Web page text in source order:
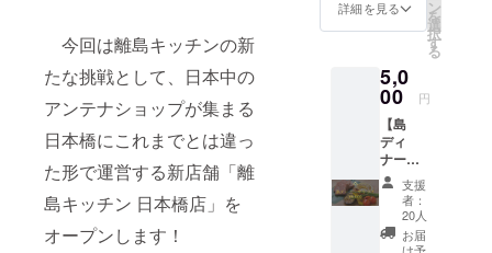
今回は離島キッチンの新
たな挑戦として、日本中の
アンテナショップが集まる
日本橋にこれまでとは違っ
た形で運営する新店舗「離
島キッチン 日本橋店」を
オープンします！
まで *画
実際の
内容と
は異な
りま
す。
回券で
す。 パ
限定、
島のお
土産付
きの特
別セッ
ト！ ■
有効期
限
2018年
4月30日
まで *画
詳細を見る ン
を
選
択
す
る
5,0
00 円
【島
ディ
ナーチ
ケット
¥5,000
】 ディ
ナーで
使える
支援
者：
20人
お届